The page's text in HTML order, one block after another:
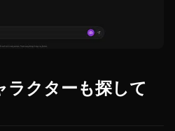
クターも探して